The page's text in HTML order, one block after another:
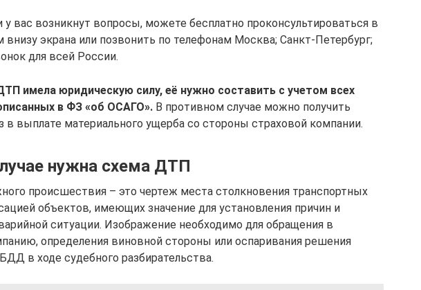
у вас возникнут вопросы, можете бесплатно проконсультироваться в
внизу экрана или позвонить по телефонам Москва; Санкт-Петербург;
для всей России.
имела юридическую силу, её нужно составить с учетом всех
в ФЗ «об ОСАГО». В противном случае можно получить
в выплате материального ущерба со стороны страховой компании.
нужна схема ДТП
происшествия – это чертеж места столкновения транспортных
объектов, имеющих значение для установления причин и
ситуации. Изображение необходимо для обращения в
определения виновной стороны или оспаривания решения
в ходе судебного разбирательства.